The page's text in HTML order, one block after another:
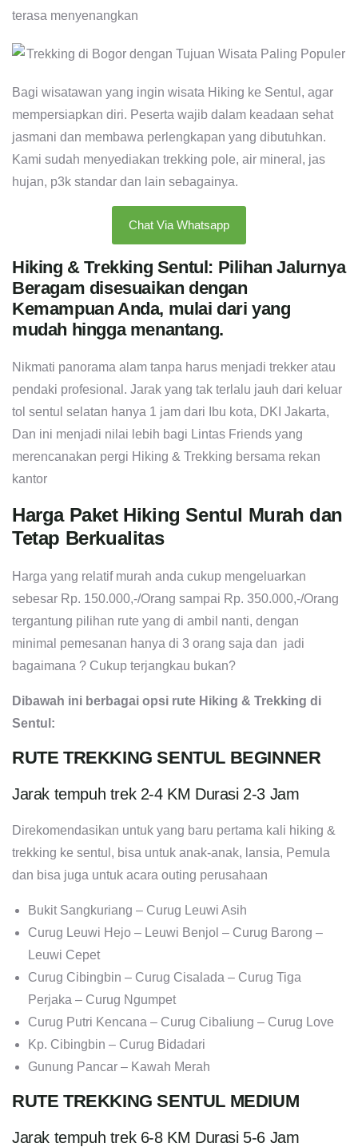
terasa menyenangkan
Bagi wisatawan yang ingin wisata Hiking ke Sentul, agar
mempersiapkan diri. Peserta wajib dalam keadaan sehat
jasmani dan membawa perlengkapan yang dibutuhkan.
Kami sudah menyediakan trekking pole, air mineral, jas
hujan, p3k standar dan lain sebagainya.
Chat Via Whatsapp
Hiking & Trekking Sentul: Pilihan Jalurnya
Beragam disesuaikan dengan
Kemampuan Anda, mulai dari yang
mudah hingga menantang.
Nikmati panorama alam tanpa harus menjadi trekker atau
pendaki profesional. Jarak yang tak terlalu jauh dari keluar
tol sentul selatan hanya 1 jam dari Ibu kota, DKI Jakarta,
Dan ini menjadi nilai lebih bagi Lintas Friends yang
merencanakan pergi Hiking & Trekking bersama rekan
kantor
Harga Paket Hiking Sentul Murah dan
Tetap Berkualitas
Harga yang relatif murah anda cukup mengeluarkan
sebesar Rp. 150.000,-/Orang sampai Rp. 350.000,-/Orang
tergantung pilihan rute yang di ambil nanti, dengan
minimal pemesanan hanya di 3 orang saja dan jadi
bagaimana ? Cukup terjangkau bukan?
Dibawah ini berbagai opsi rute Hiking & Trekking di
Sentul:
RUTE TREKKING SENTUL BEGINNER
Jarak tempuh trek 2-4 KM Durasi 2-3 Jam
Direkomendasikan untuk yang baru pertama kali hiking &
trekking ke sentul, bisa untuk anak-anak, lansia, Pemula
dan bisa juga untuk acara outing perusahaan
Bukit Sangkuriang – Curug Leuwi Asih
Curug Leuwi Hejo – Leuwi Benjol – Curug Barong –
Leuwi Cepet
Curug Cibingbin – Curug Cisalada – Curug Tiga
Perjaka – Curug Ngumpet
Curug Putri Kencana – Curug Cibaliung – Curug Love
Kp. Cibingbin – Curug Bidadari
Gunung Pancar – Kawah Merah
RUTE TREKKING SENTUL MEDIUM
Jarak tempuh trek 6-8 KM Durasi 5-6 Jam